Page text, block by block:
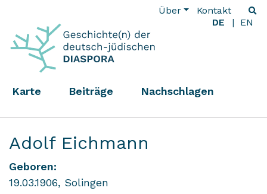
Über
Kontakt
DE
EN
Karte Beiträge Nachschlagen
Adolf Eichmann
Geboren:
19.03.1906, Solingen